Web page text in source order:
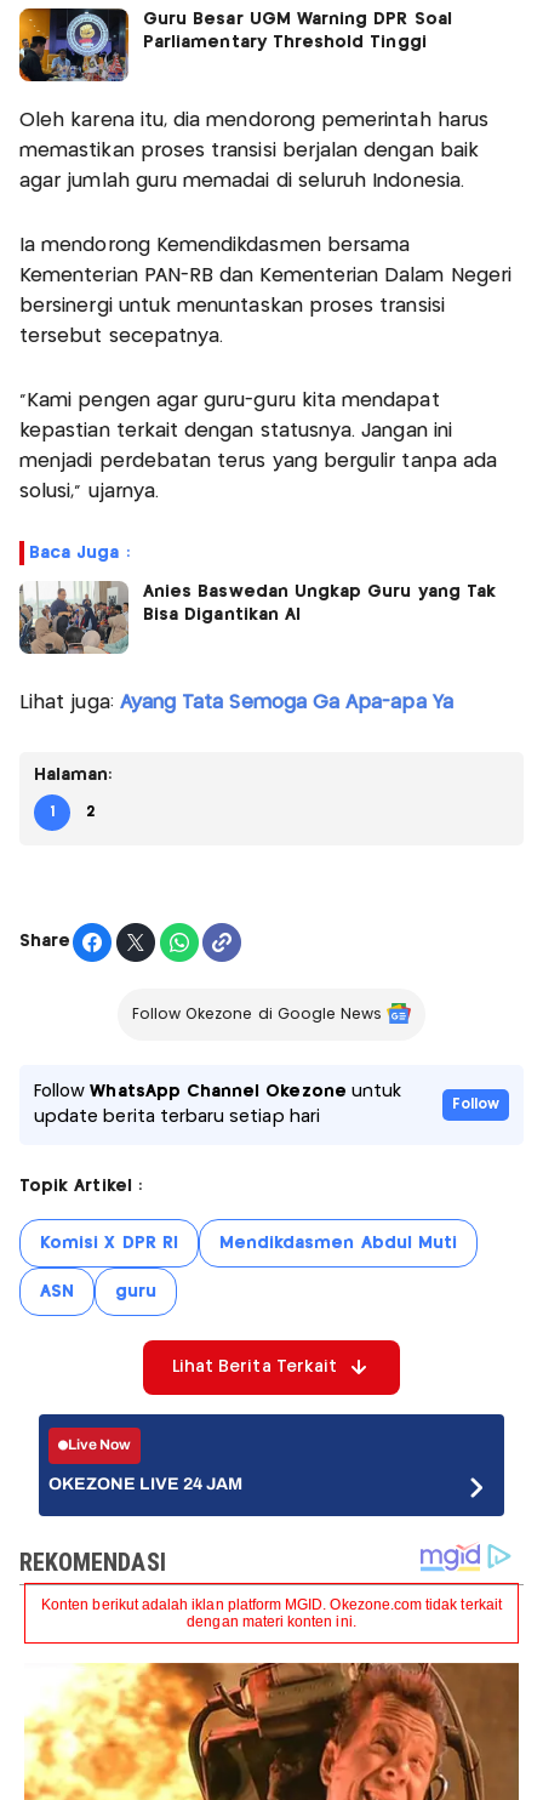
Guru Besar UGM Warning DPR Soal
Parliamentary Threshold Tinggi
Oleh karena itu, dia mendorong pemerintah harus
memastikan proses transisi berjalan dengan baik
agar jumlah guru memadai di seluruh Indonesia.
Ia mendorong Kemendikdasmen bersama
Kementerian PAN-RB dan Kementerian Dalam Negeri
bersinergi untuk menuntaskan proses transisi
tersebut secepatnya.
"Kami pengen agar guru-guru kita mendapat
kepastian terkait dengan statusnya. Jangan ini
menjadi perdebatan terus yang bergulir tanpa ada
solusi," ujarnya.
Baca Juga :
Anies Baswedan Ungkap Guru yang Tak
Bisa Digantikan AI
Lihat juga: Ayang Tata Semoga Ga Apa-apa Ya
Halaman:
1 2
Share
Follow Okezone di Google News
FollowWhatsApp Channel Okezone untuk
update berita terbaru setiap hari
Follow
Topik Artikel :
Komisi X DPR RI Mendikdasmen Abdul Muti
ASN guru
Lihat Berita Terkait
Live Now
OKEZONE LIVE 24 JAM